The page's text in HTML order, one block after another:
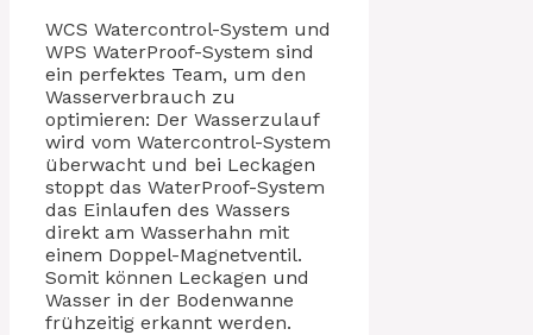
WCS Watercontrol-System und
WPS WaterProof-System sind
ein perfektes Team, um den
Wasserverbrauch zu
optimieren: Der Wasserzulauf
wird vom Watercontrol-System
überwacht und bei Leckagen
stoppt das WaterProof-System
das Einlaufen des Wassers
direkt am Wasserhahn mit
einem Doppel-Magnetventil.
Somit können Leckagen und
Wasser in der Bodenwanne
frühzeitig erkannt werden.